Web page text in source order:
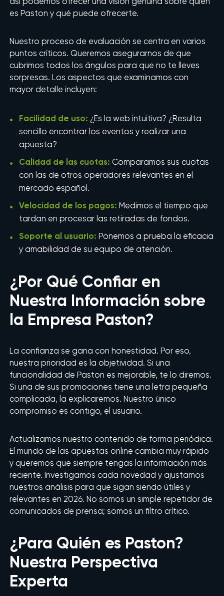
es Paston y qué puede ofrecerte.
Nuestro proceso de evaluación se centra en varios
puntos críticos. Queremos asegurarnos de que
cubrimos todos los ángulos para que no te lleves
sorpresas. Los aspectos que examinamos con
mayor detalle incluyen:
Facilidad de uso: ¿Es la web intuitiva? ¿Resulta
sencillo encontrar los eventos y realizar una
apuesta?
Calidad de las cuotas: Comparamos sus cuotas
con las de otros operadores relevantes en el
mercado español.
Velocidad de los pagos: Medimos el tiempo que
tardan en procesar las retiradas de fondos.
Soporte al usuario: Ponemos a prueba la eficacia
y amabilidad de su equipo de atención.
¿Por Qué Confiar en
Nuestra Información sobre
la Empresa Paston?
La confianza se gana con honestidad. Por eso,
nuestra prioridad es la objetividad. Si una
funcionalidad de Paston es mejorable, te lo diremos.
Si una de sus promociones tiene una letra pequeña
complicada, la explicaremos. Nuestro único
compromiso es contigo, el usuario.
Actualizamos nuestro contenido de forma periódica.
El mundo de las apuestas online cambia muy rápido
y queremos que siempre tengas la información más
reciente. Investigamos cada novedad y ajustamos
nuestros análisis para que sigan siendo útiles y
relevantes en 2026. No somos un simple repetidor de
comunicados de prensa; somos un filtro crítico.
¿Para Quién es Paston?
Nuestra Perspectiva
Experta